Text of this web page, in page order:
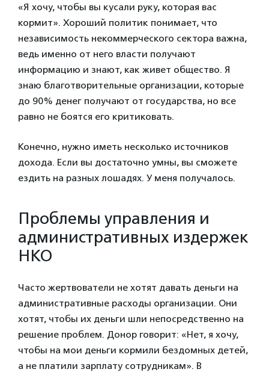
«Я хочу, чтобы вы кусали руку, которая вас
кормит». Хороший политик понимает, что
независимость некоммерческого сектора важна,
ведь именно от него власти получают
информацию и знают, как живет общество. Я
знаю благотворительные организации, которые
до 90% денег получают от государства, но все
равно не боятся его критиковать.
Конечно, нужно иметь несколько источников
дохода. Если вы достаточно умны, вы сможете
ездить на разных лошадях. У меня получалось.
Проблемы управления и
административных издержек
НКО
Часто жертвователи не хотят давать деньги на
административные расходы организации. Они
хотят, чтобы их деньги шли непосредственно на
решение проблем. Донор говорит: «Нет, я хочу,
чтобы на мои деньги кормили бездомных детей,
а не платили зарплату сотрудникам». В